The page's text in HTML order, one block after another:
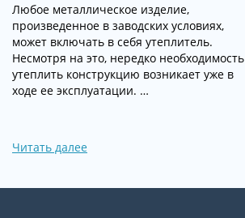
Любое металлическое изделие,
произведенное в заводских условиях,
может включать в себя утеплитель.
Несмотря на это, нередко необходимость
утеплить конструкцию возникает уже в
ходе ее эксплуатации. …
Читать далее